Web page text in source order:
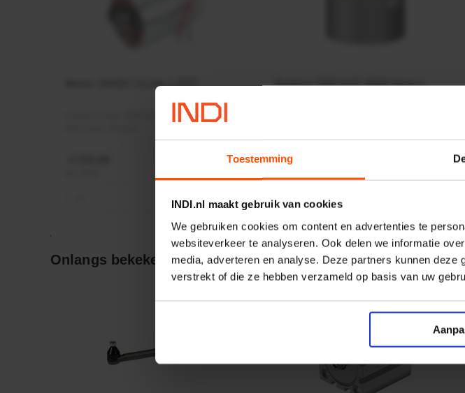
Toestemming
INDI.nl maakt gebruik van cookies
We gebruiken cookies om content en advertenties te
websiteverkeer te analyseren. Ook delen we informatie
media, adverteren en analyse. Deze partners kunnen
verstrekt of die ze hebben verzameld op basis van uw
Motor 24VDC 2,2 kw + PTC
MPPDCM24V2200TP
+
Rotator CPR 5-01 50kN 4mm x
€ 19,99
−
Onlangs bekeken: